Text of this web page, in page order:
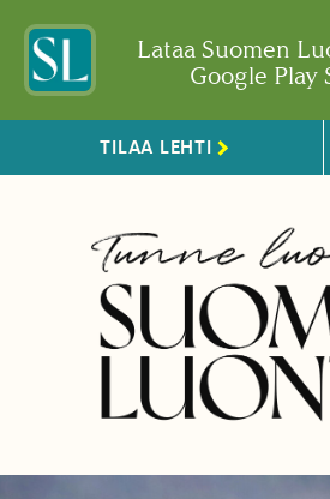
Lataa Suomen
Google Play
TILAA LEHTI